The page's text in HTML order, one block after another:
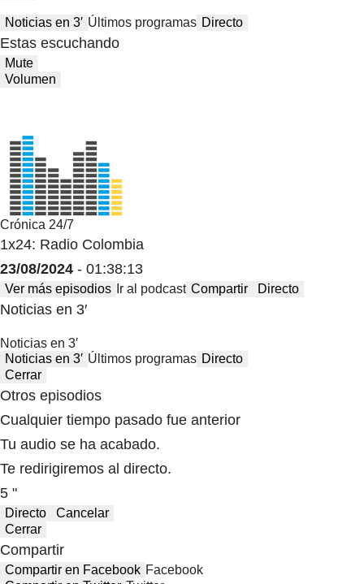
Noticias en 3′ Últimos programas Directo
Estas escuchando
Mute
Volumen
Crónica 24/7
1x24: Radio Colombia
23/08/2024 - 01:38:13
Ver más episodios Ir al podcast Compartir Directo
Noticias en 3′
Noticias en 3′
Noticias en 3′ Últimos programas Directo
Cerrar
Otros episodios
Cualquier tiempo pasado fue anterior
Tu audio se ha acabado.
Te redirigiremos al directo.
5 "
Directo
Cancelar
Cerrar
Compartir
Compartir en Facebook Facebook